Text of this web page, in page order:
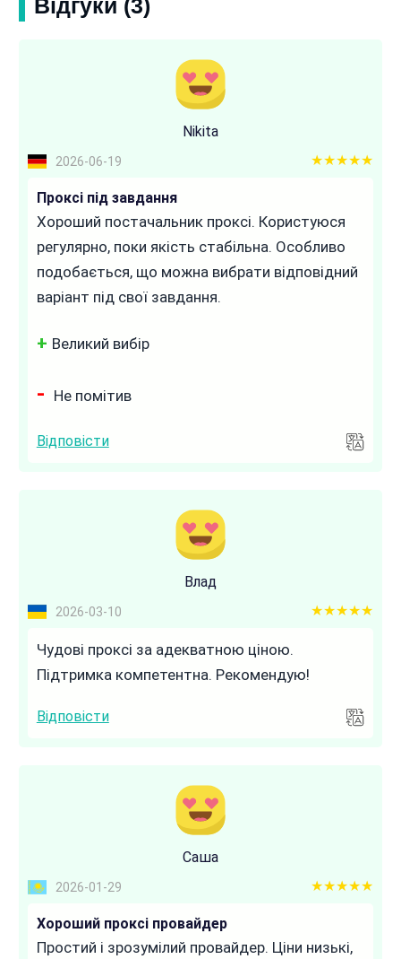
Відгуки (3)
Nikita
2026-06-19 5 out of 5
Проксі під завдання
Хороший постачальник проксі. Користуюся
регулярно, поки якість стабільна. Особливо
подобається, що можна вибрати відповідний
варіант під свої завдання.
Великий вибір
Не помітив
Відповісти
Влад
2026-03-10 5 out of 5
Чудові проксі за адекватною ціною.
Підтримка компетентна. Рекомендую!
Відповісти
Саша
2026-01-29 5 out of 5
Хороший проксі провайдер
Простий і зрозумілий провайдер. Ціни низькі,